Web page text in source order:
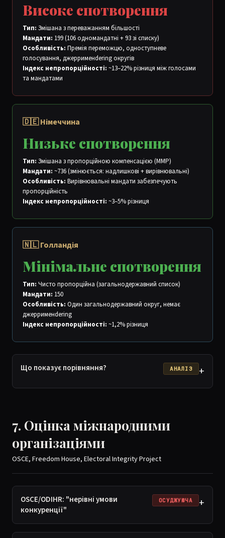
Високе спотворення
Тип: Змішана з переважанням більшості
Мандати: 199 (106 одномандатні + 93 зі списку)
Особливість: Премія переможцю, одноступневе
голосування, джеррименdering округів
Індекс непропорційності: ~13–22% різниця між голосами
та мандатами
🇩🇪 Німеччина
Низьке спотворення
Тип: Змішана з пропорційною компенсацією (MMP)
Мандати: ~736 (змінюється: надлишкові + вирівнювальні)
Особливість: Вирівнювальні мандати забезпечують
пропорційність
Індекс непропорційності: ~3–5% різниця
🇳🇱 Голландія
Мінімальне спотворення
Тип: Чисто пропорційна (загальнодержавний список)
Мандати: 150
Особливість: Один загальнодержавний округ, немає
джеррименdering
Індекс непропорційності: ~1,2% різниця
Що показує порівняння? АНАЛІЗ +
7. Оцінка міжнародними
організаціями
OSCE, Freedom House, Electoral Integrity Project
OSCE/ODIHR: "нерівні умови
конкуренції"
ОСУДЖУЮЧА +